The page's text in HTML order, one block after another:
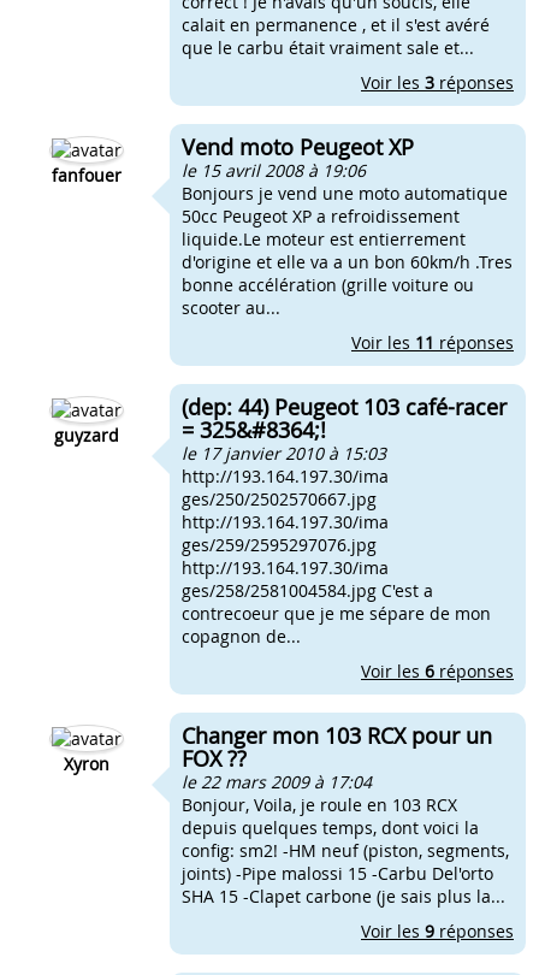
calait en permanence , et il s'est avéré
que le carbu était vraiment sale et...
Voir les 3 réponses
fanfouer
Vend moto Peugeot XP
le 15 avril 2008 à 19:06
Bonjours je vend une moto automatique
50cc Peugeot XP a refroidissement
liquide.Le moteur est entierrement
d'origine et elle va a un bon 60km/h .Tres
bonne accélération (grille voiture ou
scooter au...
Voir les 11 réponses
guyzard
(dep: 44) Peugeot 103 café-racer
= 325&#8364;!
le 17 janvier 2010 à 15:03
http://193.164.197.30/ima
ges/250/2502570667.jpg
http://193.164.197.30/ima
ges/259/2595297076.jpg
http://193.164.197.30/ima
ges/258/2581004584.jpg C'est a
contrecoeur que je me sépare de mon
copagnon de...
Voir les 6 réponses
Xyron
Changer mon 103 RCX pour un
FOX ??
le 22 mars 2009 à 17:04
Bonjour, Voila, je roule en 103 RCX
depuis quelques temps, dont voici la
config: sm2! -HM neuf (piston, segments,
joints) -Pipe malossi 15 -Carbu Del'orto
SHA 15 -Clapet carbone (je sais plus la...
Voir les 9 réponses